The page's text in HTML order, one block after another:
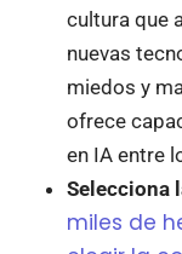
cultura que
nuevas
miedos y
ofrece
en IA entre
Selecciona
miles de